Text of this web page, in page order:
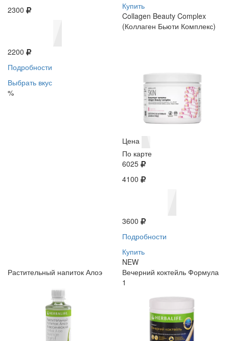
2300
2200
Подробности
Выбрать вкус
%
Купить
Collagen Beauty Complex
(Коллаген Бьюти Комплекс)
Цена
По карте
6025
4100
3600
Подробности
Купить
NEW
Растительный напиток Алоэ
Вечерний коктейль Формула
1